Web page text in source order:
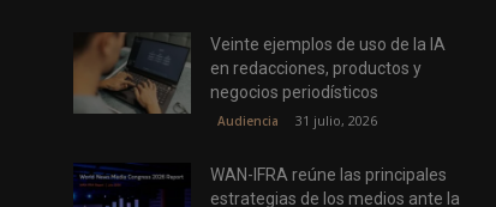
Veinte ejemplos de uso de la IA
en redacciones, productos y
negocios periodísticos
Audiencia 31 julio, 2026
WAN-IFRA reúne las principales
estrategias de los medios ante la